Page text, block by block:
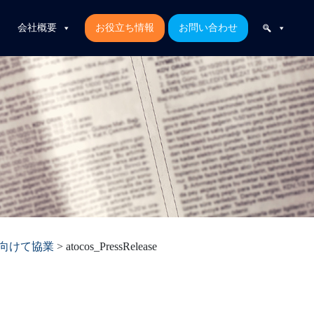
会社概要 お役立ち情報 お問い合わせ
けて協業 >atocos_PressRelease